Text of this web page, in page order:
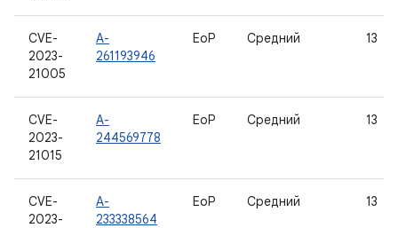
CVE-
2023-
21005
A-
261193946
EoP Средний 13
CVE-
2023-
21015
A-
244569778
EoP Средний 13
CVE-
2023-
A-
233338564
EoP Средний 13